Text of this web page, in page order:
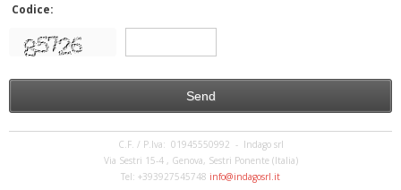
Codice:
C.F. / P.Iva: 01945550992 - Indago srl
Via Sestri 15-4 , Genova, Sestri Ponente (Italia)
Tel: +393927545748 info@indagosrl.it